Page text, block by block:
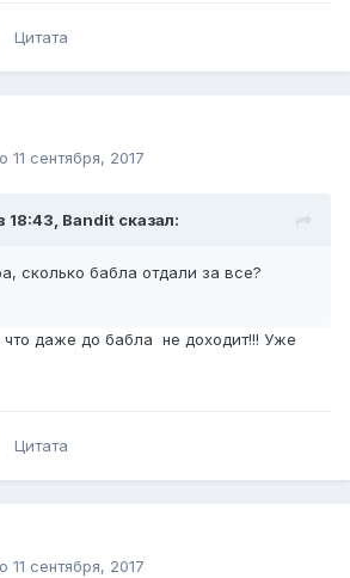
Цитата
11 сентября, 2017
18:43, Bandit сказал:
сколько бабла отдали за все?
даже до бабла не доходит!!! Уже
Цитата
11 сентября, 2017